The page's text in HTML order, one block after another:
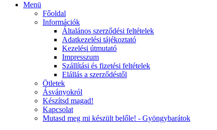
Menü
Főoldal
Információk
Általános szerződési feltételek
Adatkezelési tájékoztató
Kezelési útmutató
Impresszum
Szállítási és fizetési feltételek
Elállás a szerződéstől
Ötletek
Ásványokról
Készítsd magad!
Kapcsolat
Mutasd meg mi készült belőle! - Gyöngybarátok